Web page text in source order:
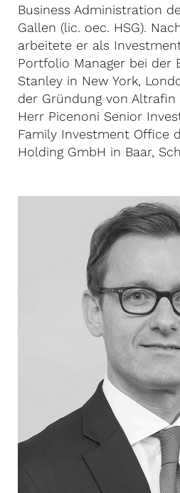
Business Administration
Gallen (lic. oec. HSG).
arbeitete er als
Portfolio Manager bei der
Stanley in New York,
der Gründung von
Herr Picenoni Senior
Family Investment Office
Holding GmbH in Baar,